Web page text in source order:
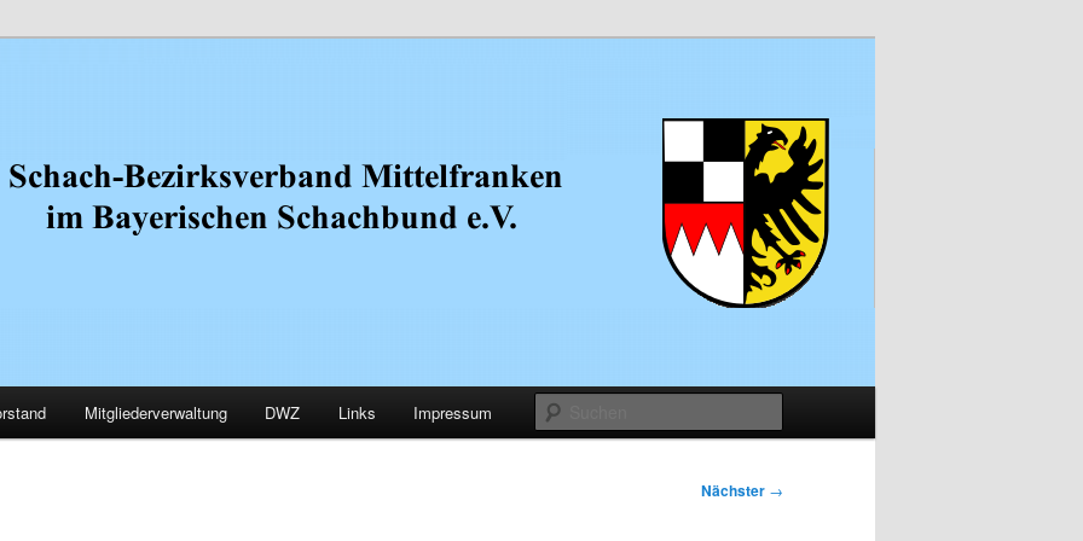
Mitgliederverwaltung DWZ Links Impressum
Nächster →